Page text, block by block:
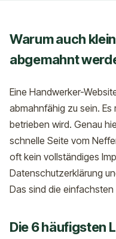
Warum auch
abgemahnt
Eine Handwerker-
abmahnfähig zu sein.
betrieben wird. Genau
schnelle Seite vom
oft kein vollständiges
Datenschutzerklärung
Das sind die einfachsten
Die 6 häufigsten